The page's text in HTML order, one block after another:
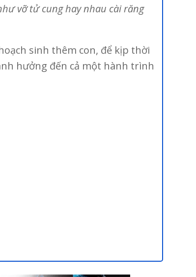
vỡ tử cung hay nhau cài răng
sinh thêm con, để kịp thời
hưởng đến cả một hành trình